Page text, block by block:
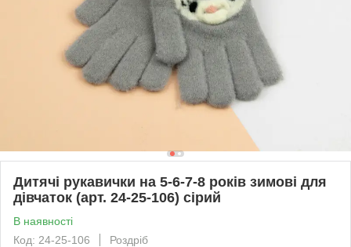
Дитячі рукавички на 5-6-7-8 років зимові для
дівчаток (арт. 24-25-106) сірий
В наявності
Код: 24-25-106
Роздріб